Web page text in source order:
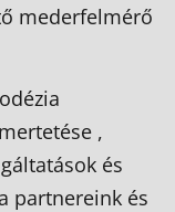
mederfelmérő
,
és
partnereink és